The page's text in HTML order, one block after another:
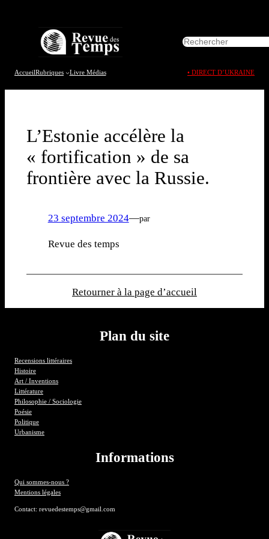
R
r
AccueilRubriques Livre Médias • DIRECT D’UKRAINE
L’Estonie accélère la
« fortification » de sa
frontière avec la Russie.
23 septembre 2024—par
Revue des temps
Retourner à la page d’accueil
Plan du site
Recensions littéraires
Histoire
Art / Inventions
Littérature
Philosophie / Sociologie
Poésie
Politique
Urbanisme
Informations
Qui sommes-nous ?
Mentions légales
Contact: revuedestemps@gmail.com